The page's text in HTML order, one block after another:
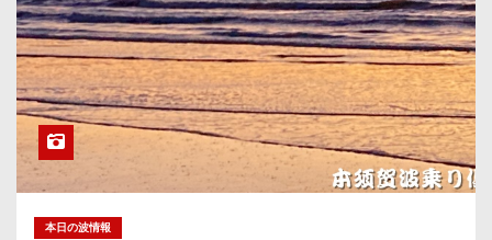
本日の波情報